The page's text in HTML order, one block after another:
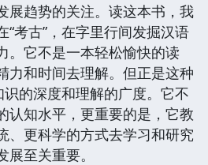
展趋势的关注。读这本书，我
“考古”，在字里行间发掘汉语
。它不是一本轻松愉快的读
力和时间去理解。但正是这种
识的深度和理解的广度。它不
认知水平，更重要的是，它教
、更科学的方式去学习和研究
至关重要。